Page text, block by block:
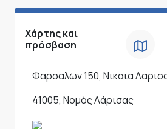
Χάρτης και
πρόσβαση
Φαρσαλων 150, Νικαια
41005, Νομός Λάρισας